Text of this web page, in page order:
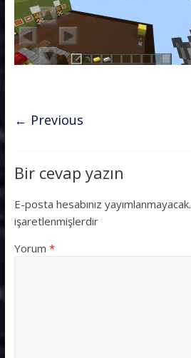
← Previous
Bir cevap yazın
E-posta hesabınız yayımlanmayacak.
işaretlenmişlerdir
Yorum *